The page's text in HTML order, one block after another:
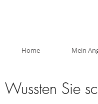
Home Mein
Wussten Sie